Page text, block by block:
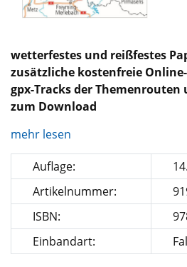
wetterfestes und reißfestes
zusätzliche kostenfreie
gpx-Tracks der Themenrouten
zum Download
mehr lesen
Auflage:
Artikelnummer:
ISBN:
Einbandart: